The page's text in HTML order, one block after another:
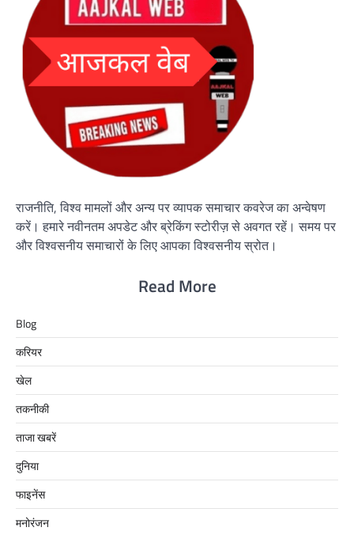
राजनीति, विश्व मामलों और अन्य पर व्यापक समाचार कवरेज का अन्वेषण
करें। हमारे नवीनतम अपडेट और ब्रेकिंग स्टोरीज़ से अवगत रहें। समय पर
और विश्वसनीय समाचारों के लिए आपका विश्वसनीय स्रोत।
Read More
Blog
करियर
खेल
तकनीकी
ताजा खबरें
दुनिया
फाइनेंस
मनोरंजन